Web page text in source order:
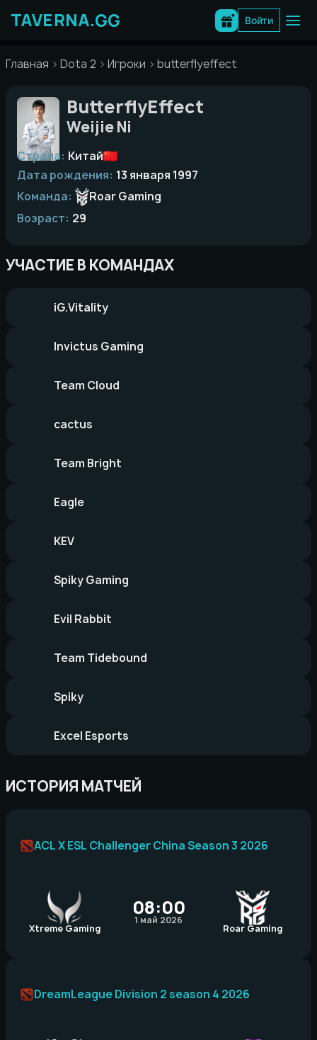
содержимому
Войти
Главная Dota 2 Игроки butterflyeffect
ButterflyEffect
Weijie Ni
Страна: Китай
Дата рождения: 13 января 1997
Команда:
Roar Gaming
Возраст: 29
УЧАСТИЕ В КОМАНДАХ
iG.Vitality
Invictus Gaming
Team Cloud
cactus
Team Bright
Eagle
KEV
Spiky Gaming
Evil Rabbit
Team Tidebound
Spiky
Excel Esports
ИСТОРИЯ МАТЧЕЙ
Xtreme Gaming
08:00
1 май 2026
Roar Gaming
ACL X ESL Challenger China Season 3 2026
DreamLeague Division 2 season 4 2026